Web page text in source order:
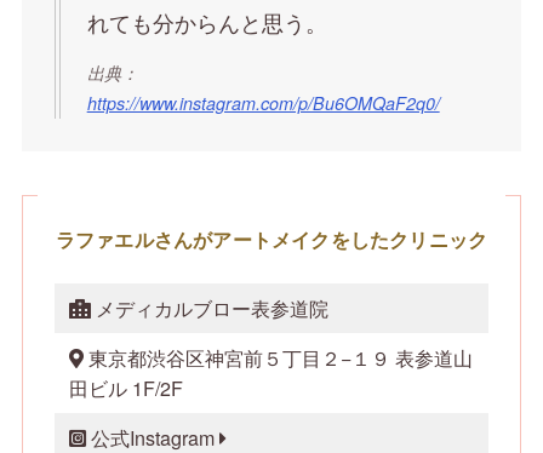
れても分からんと思う。
出典：
https://www.instagram.com/p/Bu6OMQaF2q0/
ラファエルさんがアートメイクをしたクリニック
メディカルブロー表参道院
東京都渋谷区神宮前５丁目２−１９ 表参道山
田ビル 1F/2F
公式Instagram